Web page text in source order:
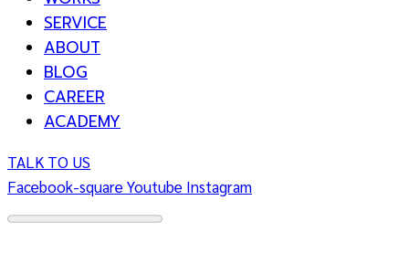
SERVICE
ABOUT
BLOG
CAREER
ACADEMY
TALK TO US
Facebook-squareYoutube Instagram